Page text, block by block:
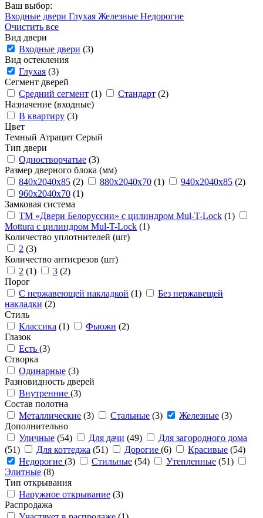
Ваш выбор:
Входные двери Глухая Железные Недорогие
Очистить все
Вид двери
Входные двери (3)
Вид остекления
Глухая (3)
Сегмент дверей
Средний сегмент (1) Стандарт (2)
Назначение (входные)
В квартиру (3)
Цвет
Темный Атрацит Серый
Тип двери
Одностворчатые (3)
Размер дверного блока (мм)
840x2040x85 (2) 880x2040x70 (1) 940x2040x85 (2)
960x2040x70 (1)
Замковая система
ТМ «Двери Белоруссии» с цилиндром Mul-T-Lock (1)
Mottura с цилиндром Mul-T-Lock (1)
Количество уплотнителей (шт)
2 (3)
Количество антисрезов (шт)
2 (1) 3 (2)
Порог
С нержавеющей накладкой (1)
Без нержавещей
накладки (2)
Стиль
Классика (1) Фьюжн (2)
Глазок
Есть (3)
Створка
Одинарные (3)
Разновидность дверей
Внутренние (3)
Состав полотна
Металлические (3) Стальные (3) Железные (3)
Дополнительно
Уличные (54) Для дачи (49)
Для загородного дома
(51)
Для коттеджа (51) Дорогие (6) Красивые (54)
Недорогие (3) Стильные (54) Утепленные (51)
Элитные (8)
Тип открывания
Наружное открывание (3)
Распродажа